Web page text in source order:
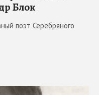
Блок
поэт Серебряного